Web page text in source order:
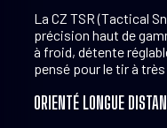
La CZ TSR (Tactical
précision haut de
à froid, détente
pensé pour le tir à
ORIENTÉ LONGUE